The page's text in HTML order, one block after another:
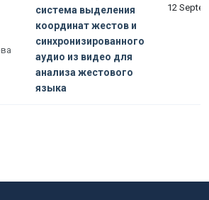
система выделения
координат жестов и
синхронизированного
аудио из видео для
анализа жестового
языка
12